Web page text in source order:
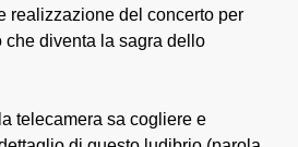
realizzazione del concerto per
che diventa la sagra dello
telecamera sa cogliere e